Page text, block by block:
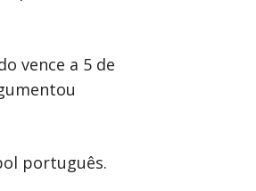
vence a 5 de
português.